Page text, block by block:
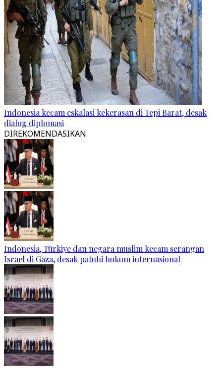
Indonesia kecam eskalasi kekerasan di Tepi Barat, desak
dialog diplomasi
DIREKOMENDASIKAN
Indonesia, Türkiye dan negara muslim kecam serangan
Israel di Gaza, desak patuhi hukum internasional